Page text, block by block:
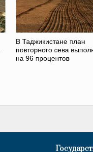
В Таджикистане план
повторного сева
на 96 процентов